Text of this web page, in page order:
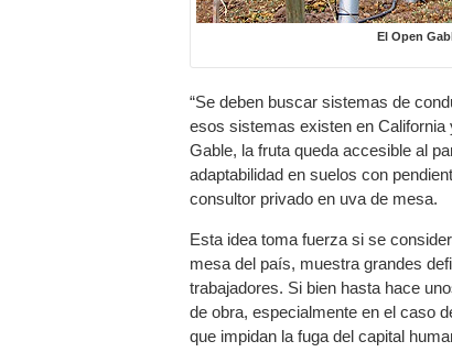
El Open
“Se deben buscar sistemas de
esos sistemas existen en
Gable, la fruta queda accesible al
adaptabilidad en suelos con
consultor privado en uva de mesa.
Esta idea toma fuerza si se
mesa del país, muestra grandes
trabajadores. Si bien hasta hace
de obra, especialmente en el caso
que impidan la fuga del capital